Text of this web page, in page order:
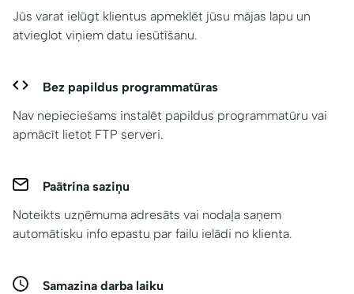
Jūs varat ielūgt klientus apmeklēt jūsu mājas lapu un
atvieglot viņiem datu iesūtīšanu.
Bez papildus programmatūras
Nav nepieciešams instalēt papildus programmatūru vai
apmācīt lietot FTP serveri.
Paātrina saziņu
Noteikts uzņēmuma adresāts vai nodaļa saņem
automātisku info epastu par failu ielādi no klienta.
Samazina darba laiku